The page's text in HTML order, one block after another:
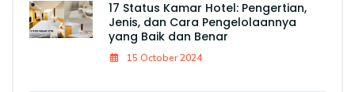
17 Status Kamar Hotel: Pengertian,
Jenis, dan Cara Pengelolaannya
yang Baik dan Benar
15 October 2024